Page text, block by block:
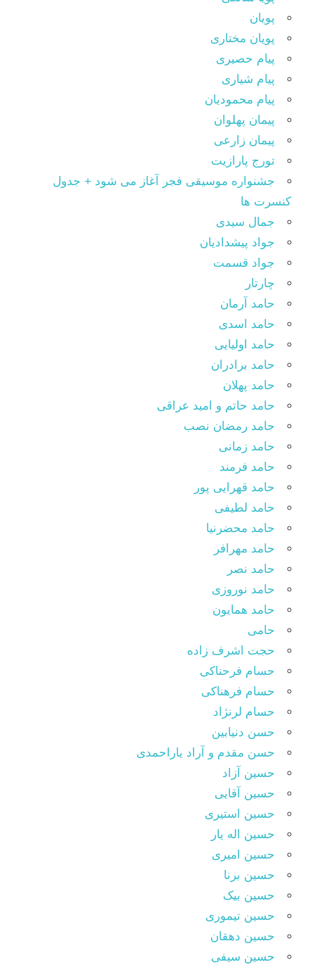
پویان
پویان مختاری
پیام حصیری
پیام شیاری
پیام محمودیان
پیمان پهلوان
پیمان زارعی
تورج پارازیت
جشنواره موسیقی فجر آغاز می شود + جدول
کنسرت ها
جمال سیدی
جواد پیشدادیان
جواد قسمت
چارتار
حامد آرمان
حامد اسدی
حامد اولیایی
حامد برادران
حامد پهلان
حامد حاتم و امید عراقی
حامد رمضان نصب
حامد زمانی
حامد فرمند
حامد قهرایی پور
حامد لطیفی
حامد محضرنیا
حامد مهرافر
حامد نصر
حامد نوروزی
حامد همایون
حامی
حجت اشرف زاده
حسام فرحناکی
حسام فرهناکی
حسام لرنژاد
حسن دنیابین
حسن مقدم و آراد یاراحمدی
حسین آزاد
حسین آقایی
حسین استیری
حسین اله یار
حسین امیری
حسین برنا
حسین بیک
حسین تیموری
حسین دهقان
حسین سیفی